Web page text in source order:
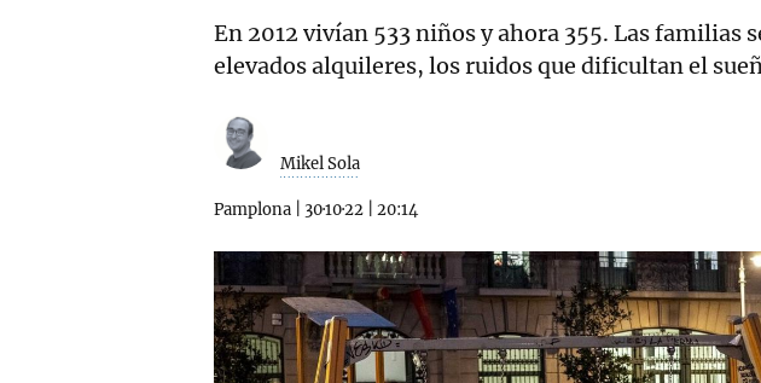
En 2012 vivían 533 niños y ahora 355. Las familias
elevados alquileres, los ruidos que dificultan el
Mikel Sola
Pamplona 30·10·22 20:14